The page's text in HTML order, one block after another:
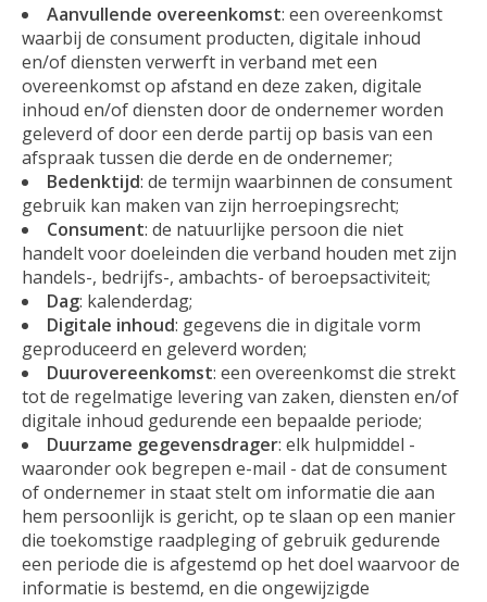
Aanvullende overeenkomst: een overeenkomst
waarbij de consument producten, digitale inhoud
en/of diensten verwerft in verband met een
overeenkomst op afstand en deze zaken, digitale
inhoud en/of diensten door de ondernemer worden
geleverd of door een derde partij op basis van een
afspraak tussen die derde en de ondernemer;
Bedenktijd: de termijn waarbinnen de consument
gebruik kan maken van zijn herroepingsrecht;
Consument: de natuurlijke persoon die niet
handelt voor doeleinden die verband houden met zijn
handels-, bedrijfs-, ambachts- of beroepsactiviteit;
Dag: kalenderdag;
Digitale inhoud: gegevens die in digitale vorm
geproduceerd en geleverd worden;
Duurovereenkomst: een overeenkomst die strekt
tot de regelmatige levering van zaken, diensten en/of
digitale inhoud gedurende een bepaalde periode;
Duurzame gegevensdrager: elk hulpmiddel -
waaronder ook begrepen e-mail - dat de consument
of ondernemer in staat stelt om informatie die aan
hem persoonlijk is gericht, op te slaan op een manier
die toekomstige raadpleging of gebruik gedurende
een periode die is afgestemd op het doel waarvoor de
informatie is bestemd, en die ongewijzigde